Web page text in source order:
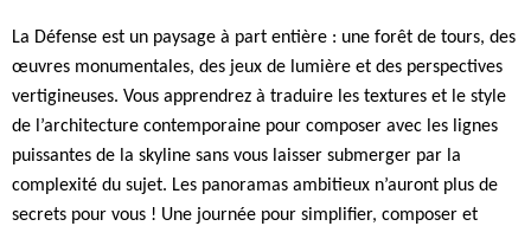
La Défense est un paysage à part entière : une forêt de tours, des
œuvres monumentales, des jeux de lumière et des perspectives
vertigineuses. Vous apprendrez à traduire les textures et le style
de l’architecture contemporaine pour composer avec les lignes
puissantes de la skyline sans vous laisser submerger par la
complexité du sujet. Les panoramas ambitieux n’auront plus de
secrets pour vous ! Une journée pour simplifier, composer et